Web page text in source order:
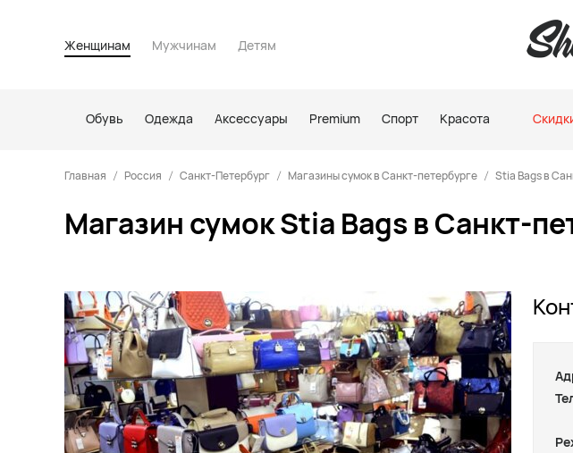
Женщинам Мужчинам Детям
Обувь Одежда Аксессуары Premium Спорт Красота
Главная Россия Санкт-Петербург Магазины сумок в Санкт-петербурге Stia Bags в
Магазин сумок Stia Bags в Санкт-